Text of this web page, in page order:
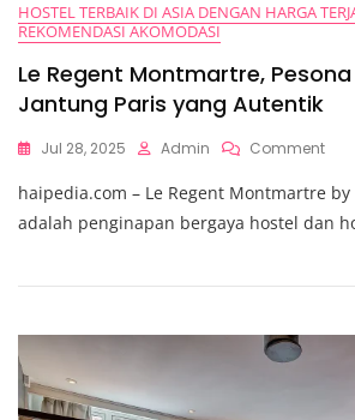
HOSTEL TERBAIK DI ASIA DENGAN HARGA
REKOMENDASI AKOMODASI
Le Regent Montmartre,
Jantung Paris yang Autentik
Jul 28, 2025 Admin CommentOn
Di
haipedia.com – Le Regent Montmartre
adalah penginapan bergaya hostel dan